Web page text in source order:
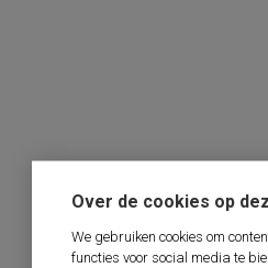
Over de cookies op
We gebruiken cookies om
functies voor social media te